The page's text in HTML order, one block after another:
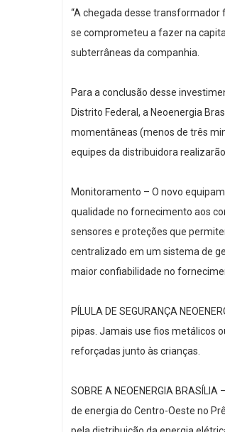
“A chegada desse transformador
se comprometeu a fazer na
subterrâneas da companhia.
Para a conclusão desse
Distrito Federal, a Neoenergia
momentâneas (menos de três
equipes da distribuidora
Monitoramento – O novo
qualidade no fornecimento aos
sensores e proteções que
centralizado em um sistema de
maior confiabilidade no
PÍLULA DE SEGURANÇA
pipas. Jamais use fios metálicos
reforçadas junto às crianças.
SOBRE A NEOENERGIA
de energia do Centro-Oeste no